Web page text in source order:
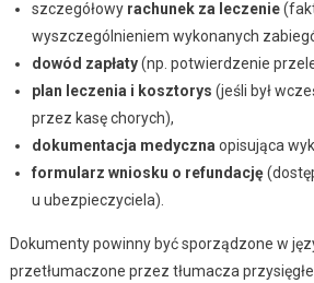
szczegółowy rachunek za leczenie
wyszczególnieniem wykonanych
dowód zapłaty(np. potwierdzenie
plan leczenia i kosztorys (jeśli był
przez kasę chorych),
dokumentacja medyczna opisująca
formularz wniosku o refundację
u ubezpieczyciela).
Dokumenty powinny być sporządzone w
przetłumaczone przez tłumacza